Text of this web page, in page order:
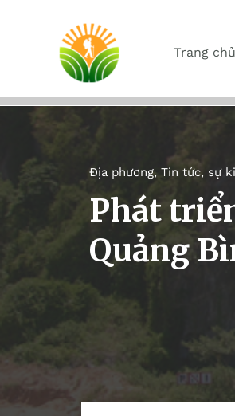
Trang chủ
Địa phương, Tin tức, sự
Phát
Quảng